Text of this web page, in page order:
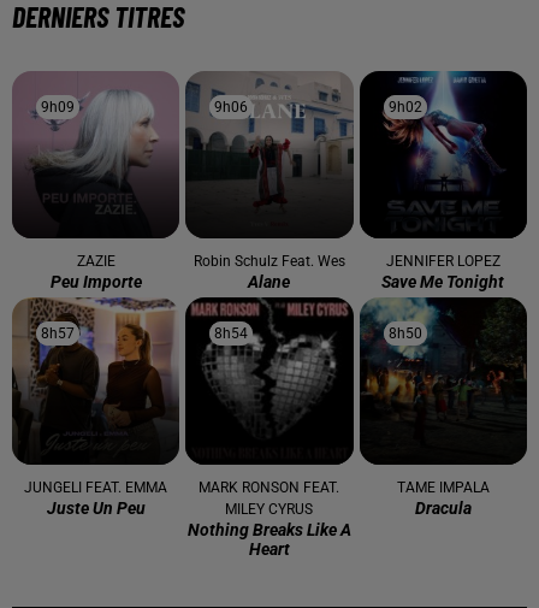
DERNIERS TITRES
9h09
9h09
ZAZIE
Peu Importe
9h06
9h06
Robin Schulz Feat. Wes
Alane
9h02
9h02
JENNIFER LOPEZ
Save Me Tonight
8h57
8h57
JUNGELI FEAT. EMMA
Juste Un Peu
8h54
8h54
MARK RONSON FEAT.
MILEY CYRUS
Nothing Breaks Like A
Heart
8h50
8h50
TAME IMPALA
Dracula